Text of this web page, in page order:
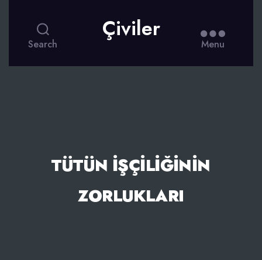
Search
Çiviler
Menu
TÜTÜN İŞÇILIĞININ
ZORLUKLARI